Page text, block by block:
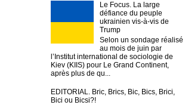
Le Focus. La large
défiance du peuple
ukrainien vis-à-vis de
Trump
Selon un sondage réalisé
au mois de juin par
l’Institut international de sociologie de
Kiev (KIIS) pour Le Grand Continent,
après plus de qu...
EDITORIAL. Bric, Brics, Bic, Bics, Brici,
Bici ou Bicsi?!